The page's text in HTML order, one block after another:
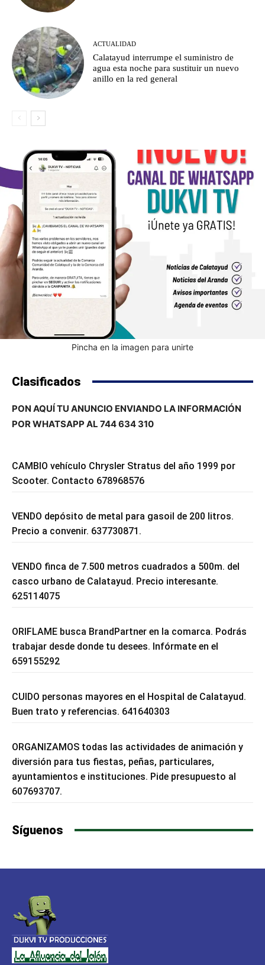
ACTUALIDAD
Calatayud interrumpe el suministro de
agua esta noche para sustituir un nuevo
anillo en la red general
Pincha en la imagen para unirte
Clasificados
PON AQUÍ TU ANUNCIO ENVIANDO LA INFORMACIÓN
POR WHATSAPP AL 744 634 310
CAMBIO vehículo Chrysler Stratus del año 1999 por
Scooter. Contacto 678968576
VENDO depósito de metal para gasoil de 200 litros.
Precio a convenir. 637730871.
VENDO finca de 7.500 metros cuadrados a 500m. del
casco urbano de Calatayud. Precio interesante.
625114075
ORIFLAME busca BrandPartner en la comarca. Podrás
trabajar desde donde tu desees. Infórmate en el
659155292
CUIDO personas mayores en el Hospital de Calatayud.
Buen trato y referencias. 641640303
ORGANIZAMOS todas las actividades de animación y
diversión para tus fiestas, peñas, particulares,
ayuntamientos e instituciones. Pide presupuesto al
607693707.
Síguenos